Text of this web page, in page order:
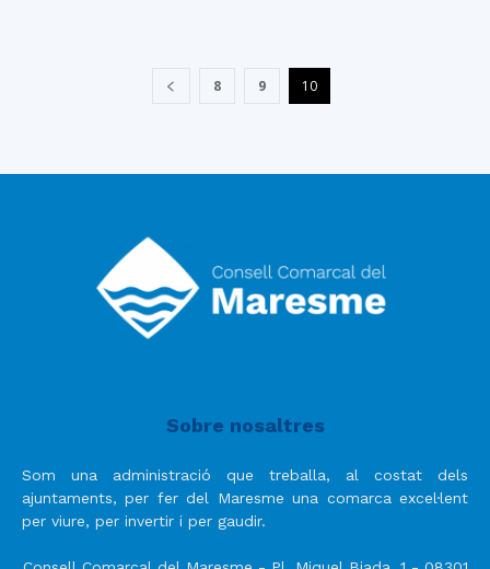
8 9 10
Sobre nosaltres
Som una administració que treballa, al costat dels
ajuntaments, per fer del Maresme una comarca excel·lent
per viure, per invertir i per gaudir.